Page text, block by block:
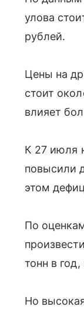
улова
рублей.
Цены на
стоит
влияет
К 27 июля
повысили
этом
По
тонн в
Но